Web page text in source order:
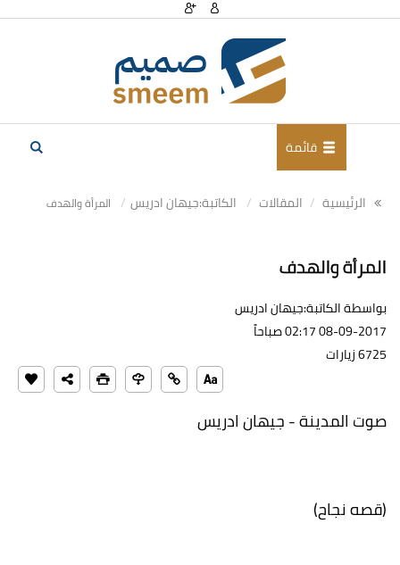
قائمة
الرئيسية المقالات الكاتبة:جيهان ادريس المرأة والهدف
المرأة والهدف
بواسطة الكاتبة:جيهان ادريس
08-09-2017 02:17 صباحاً
6725 زيارات
صوت المدينة - جيهان ادريس
(قصه نجاح)